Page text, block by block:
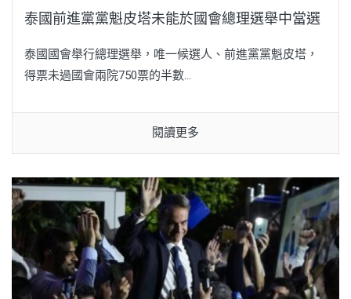
泰國前進黨黨魁皮塔未能於國會總理選舉中當選
泰國國會舉行總理選舉，唯一候選人、前進黨黨魁皮塔，
得票未過國會兩院750票的半數...
閱讀更多